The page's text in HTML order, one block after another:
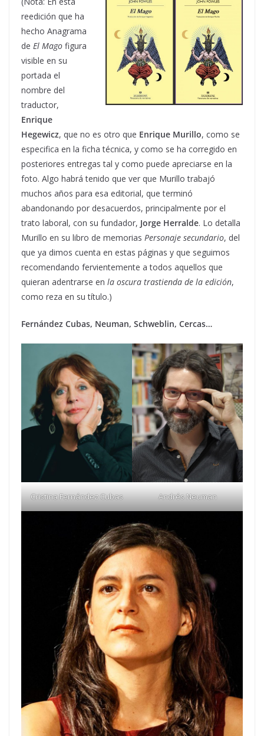
reedición que ha
hecho Anagrama
de El Mago figura
visible en su
portada el
nombre del
traductor,
Enrique
Hegewicz, que no es otro que Enrique Murillo, como se
especifica en la ficha técnica, y como se ha corregido en
posteriores entregas tal y como puede apreciarse en la
foto. Algo habrá tenido que ver que Murillo trabajó
muchos años para esa editorial, que terminó
abandonando por desacuerdos, principalmente por el
trato laboral, con su fundador, Jorge Herralde. Lo detalla
Murillo en su libro de memorias Personaje secundario, del
que ya dimos cuenta en estas páginas y que seguimos
recomendando fervientemente a todos aquellos que
quieran adentrarse en la oscura trastienda de la edición,
como reza en su título.)
Fernández Cubas, Neuman, Schweblin, Cercas…
Cristina Fernández Cubas Andrés Neuman